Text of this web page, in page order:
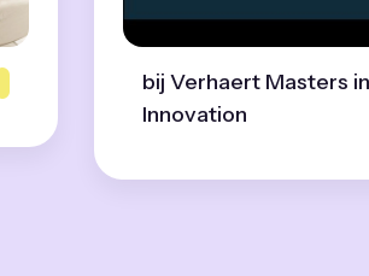
bij Verhaert Masters in
Innovation